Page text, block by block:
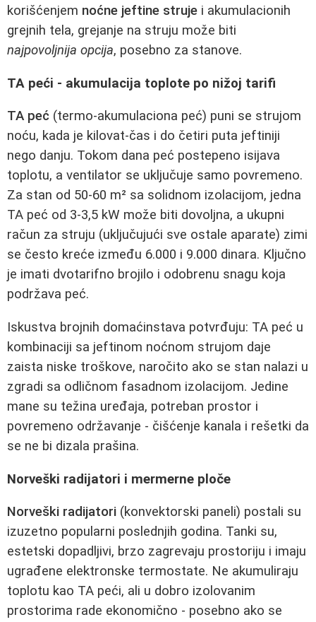
korišćenjem noćne jeftine struje i akumulacionih
grejnih tela, grejanje na struju može biti
najpovoljnija opcija, posebno za stanove.
TA peći - akumulacija toplote po nižoj tarifi
TA peć (termo-akumulaciona peć) puni se strujom
noću, kada je kilovat-čas i do četiri puta jeftiniji
nego danju. Tokom dana peć postepeno isijava
toplotu, a ventilator se uključuje samo povremeno.
Za stan od 50-60 m² sa solidnom izolacijom, jedna
TA peć od 3-3,5 kW može biti dovoljna, a ukupni
račun za struju (uključujući sve ostale aparate) zimi
se često kreće između 6.000 i 9.000 dinara. Ključno
je imati dvotarifno brojilo i odobrenu snagu koja
podržava peć.
Iskustva brojnih domaćinstava potvrđuju: TA peć u
kombinaciji sa jeftinom noćnom strujom daje
zaista niske troškove, naročito ako se stan nalazi u
zgradi sa odličnom fasadnom izolacijom. Jedine
mane su težina uređaja, potreban prostor i
povremeno održavanje - čišćenje kanala i rešetki da
se ne bi dizala prašina.
Norveški radijatori i mermerne ploče
Norveški radijatori (konvektorski paneli) postali su
izuzetno popularni poslednjih godina. Tanki su,
estetski dopadljivi, brzo zagrevaju prostoriju i imaju
ugrađene elektronske termostate. Ne akumuliraju
toplotu kao TA peći, ali u dobro izolovanim
prostorima rade ekonomično - posebno ako se